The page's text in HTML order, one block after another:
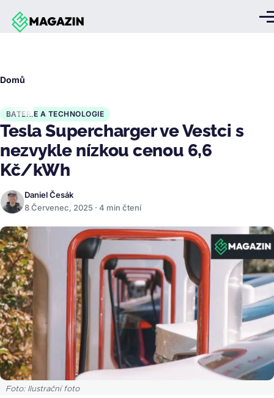
Přejít k hlavnímu obsahu
Domů
BATERIE A TECHNOLOGIE
Tesla Supercharger ve Vestci s
nezvykle nízkou cenou 6,6
Kč/kWh
Daniel Česák
8 Červenec, 2025 · 4 min čtení
Foto: Ilustrační foto